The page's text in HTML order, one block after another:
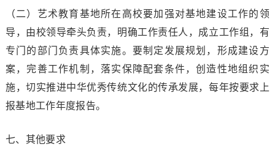
（二）艺术教育基地所在高校要加强对基地建设工作的领
导，由校领导牵头负责，明确工作责任人，成立工作组，有
专门的部门负责具体实施。要制定发展规划，形成建设方
案，完善工作机制，落实保障配套条件，创造性地组织实
施，切实推进中华优秀传统文化的传承发展，每年按要求上
报基地工作年度报告。
七、其他要求